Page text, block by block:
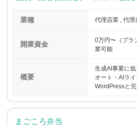
業種 代理店業 , 代
開業資金
0万円〜（プラ
業可能
概要
生成AI事業に
オート・AIラ
WordPressと
まごころ弁当